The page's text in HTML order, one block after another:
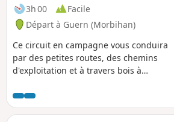
3h 00
Facile
Départ à Guern (Morbihan)
Ce circuit en campagne vous conduira
par des petites routes, des chemins
d'exploitation et à travers bois à
du Morbihan : imposante chapelle dont
le clocher culmine à 70m.Prenez le